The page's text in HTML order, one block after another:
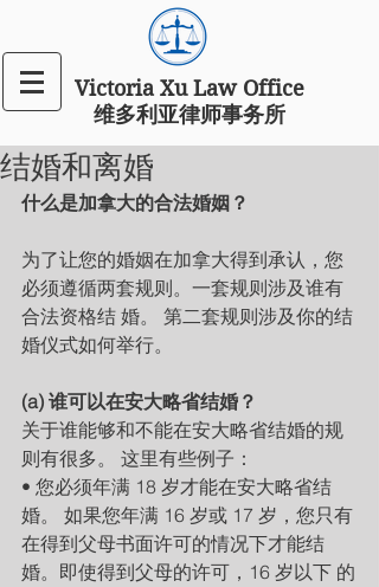
Victoria Xu Law Office
​维多利亚律师事务所
结婚和离婚
什么是加拿大的合法婚姻？
为了让您的婚姻在加拿大得到承认，您
必须遵循两套规则。一套规则涉及谁有
合法资格结 婚。 第二套规则涉及你的结
婚仪式如何举行。
(a) 谁可以在安大略省结婚？
关于谁能够和不能在安大略省结婚的规
则有很多。 这里有些例子：
• 您必须年满 18 岁才能在安大略省结
婚。 如果您年满 16 岁或 17 岁，您只有
在得到父母书面许可的情况下才能结
婚。即使得到父母的许可，16 岁以下 的